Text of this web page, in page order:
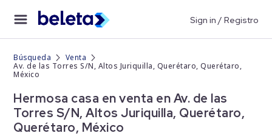
Sign in / Registro
Búsqueda
Venta
Av. de las Torres S/N, Altos Juriquilla, Querétaro, Querétaro,
México
Hermosa casa en venta en Av. de las
Torres S/N, Altos Juriquilla, Querétaro,
Querétaro, México